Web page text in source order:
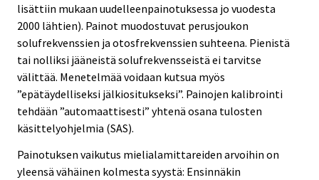
lisättiin mukaan uudelleenpainotuksessa jo vuodesta
2000 lähtien). Painot muodostuvat perusjoukon
solufrekvenssien ja otosfrekvenssien suhteena. Pienistä
tai nolliksi jääneistä solufrekvensseistä ei tarvitse
välittää. Menetelmää voidaan kutsua myös
”epätäydelliseksi jälkiositukseksi”. Painojen kalibrointi
tehdään ”automaattisesti” yhtenä osana tulosten
käsittelyohjelmia (SAS).
Painotuksen vaikutus mielialamittareiden arvoihin on
yleensä vähäinen kolmesta syystä: Ensinnäkin